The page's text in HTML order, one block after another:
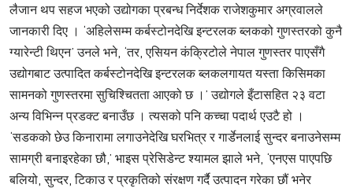
लैजान थप सहज भएको उद्योगका प्रबन्ध निर्देशक राजेशकुमार अग्रवालले
जानकारी दिए । ‘अहिलेसम्म कर्बस्टोनदेखि इन्टरलक ब्लकको गुणस्तरको कुनै
ग्यारेन्टी थिएन’ उनले भने, ‘तर, एसियन कंक्रिटोले नेपाल गुणस्तर पाएसँगै
उद्योगबाट उत्पादित कर्बस्टोनदेखि इन्टरलक ब्लकलगायत यस्ता किसिमका
सामनको गुणस्तरमा सुचिश्चितता आएको छ ।’ उद्योगले इँटासहित २३ वटा
अन्य विभिन्न प्रडक्ट बनाउँछ । त्यसको पनि कच्चा पदार्थ एउटै हो ।
‘सडकको छेउ किनारामा लगाउनेदेखि घरभित्र र गार्डेनलाई सुन्दर बनाउनेसम्म
सामग्री बनाइरहेका छौ,’ भाइस प्रेसिडेन्ट श्यामल झाले भने, ‘एनएस पाएपछि
बलियो, सुन्दर, टिकाउ र प्रकृतिको संरक्षण गर्दै उत्पादन गरेका छौं भनेर